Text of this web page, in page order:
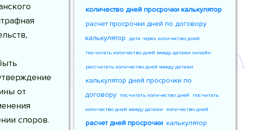
от
споров.
количество дней просрочки калькулятор
расчет просрочки дней по договору
калькулятор
дата через количество дней
посчитать количество дней между датами онлайн
рассчитать количество дней между датами
калькулятор дней просрочки по
договору
посчитать количество дней посчитать
количество дней между датами количество дней
расчет дней просрочки калькулятор